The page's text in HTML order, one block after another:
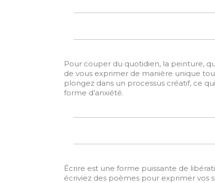
Pour couper du quotidien, la peinture,
de vous exprimer de manière unique
plongez dans un processus créatif, ce
forme d’anxiété.
Écrire est une forme puissante de
écriviez des poèmes pour exprimer